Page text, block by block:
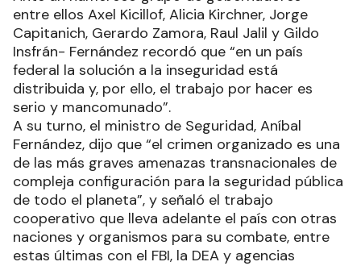
entre ellos Axel Kicillof, Alicia Kirchner, Jorge
Capitanich, Gerardo Zamora, Raul Jalil y Gildo
Insfrán- Fernández recordó que “en un país
federal la solución a la inseguridad está
distribuida y, por ello, el trabajo por hacer es
serio y mancomunado”.
A su turno, el ministro de Seguridad, Aníbal
Fernández, dijo que “el crimen organizado es una
de las más graves amenazas transnacionales de
compleja configuración para la seguridad pública
de todo el planeta”, y señaló el trabajo
cooperativo que lleva adelante el país con otras
naciones y organismos para su combate, entre
estas últimas con el FBI, la DEA y agencias